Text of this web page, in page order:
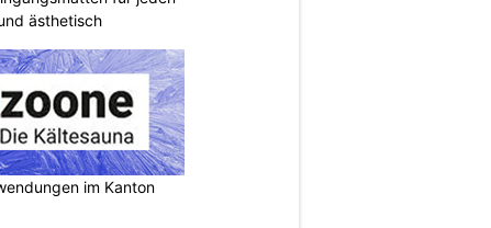
ästhetisch
im Kanton